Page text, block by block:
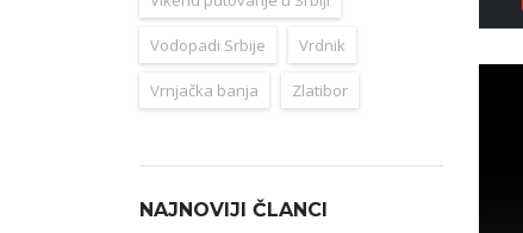
Vodopadi Srbije Vrdnik
Vrnjačka banja Zlatibor
NAJNOVIJI ČLANCI